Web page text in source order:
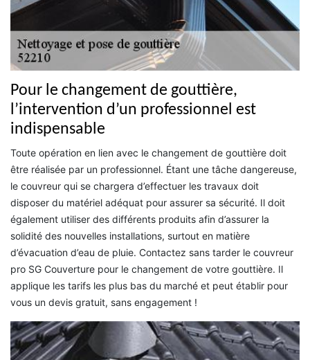
Pour le changement de gouttière,
l’intervention d’un professionnel est
indispensable
Toute opération en lien avec le changement de gouttière doit
être réalisée par un professionnel. Étant une tâche dangereuse,
le couvreur qui se chargera d’effectuer les travaux doit
disposer du matériel adéquat pour assurer sa sécurité. Il doit
également utiliser des différents produits afin d’assurer la
solidité des nouvelles installations, surtout en matière
d’évacuation d’eau de pluie. Contactez sans tarder le couvreur
pro SG Couverture pour le changement de votre gouttière. Il
applique les tarifs les plus bas du marché et peut établir pour
vous un devis gratuit, sans engagement !